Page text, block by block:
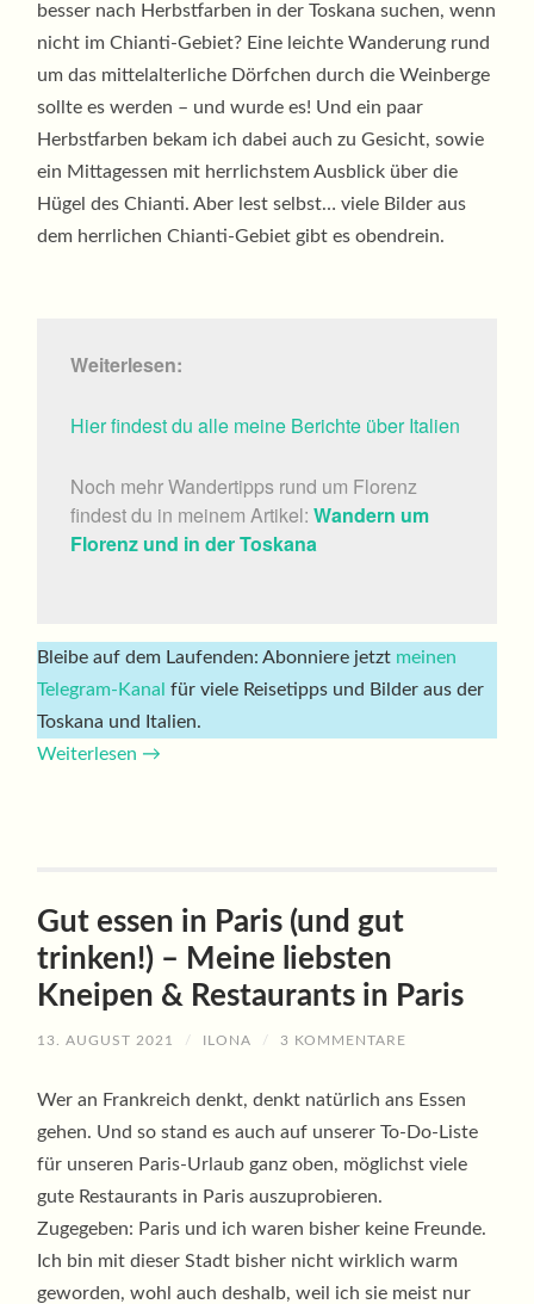
besser nach Herbstfarben in der Toskana suchen, wenn
nicht im Chianti-Gebiet? Eine leichte Wanderung rund
um das mittelalterliche Dörfchen durch die Weinberge
sollte es werden – und wurde es! Und ein paar
Herbstfarben bekam ich dabei auch zu Gesicht, sowie
ein Mittagessen mit herrlichstem Ausblick über die
Hügel des Chianti. Aber lest selbst… viele Bilder aus
dem herrlichen Chianti-Gebiet gibt es obendrein.
Weiterlesen:
Hier findest du alle meine Berichte über Italien
Noch mehr Wandertipps rund um Florenz
findest du in meinem Artikel: Wandern um
Florenz und in der Toskana
Bleibe auf dem Laufenden: Abonniere jetzt meinen
Telegram-Kanal für viele Reisetipps und Bilder aus der
Toskana und Italien.
Weiterlesen →
Gut essen in Paris (und gut
trinken!) – Meine liebsten
Kneipen & Restaurants in Paris
13. AUGUST 2021 / ILONA / 3 KOMMENTARE
Wer an Frankreich denkt, denkt natürlich ans Essen
gehen. Und so stand es auch auf unserer To-Do-Liste
für unseren Paris-Urlaub ganz oben, möglichst viele
gute Restaurants in Paris auszuprobieren.
Zugegeben: Paris und ich waren bisher keine Freunde.
Ich bin mit dieser Stadt bisher nicht wirklich warm
geworden, wohl auch deshalb, weil ich sie meist nur